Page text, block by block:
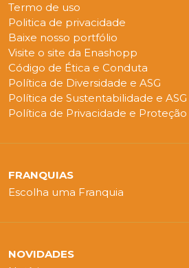
Termo de uso
Politica de privacidade
Baixe nosso portfólio
Visite o site da Enashopp
Código de Ética e Conduta
Política de Diversidade e ASG
Política de Sustentabilidade e ASG
Política de Privacidade e
FRANQUIAS
Escolha uma Franquia
NOVIDADES